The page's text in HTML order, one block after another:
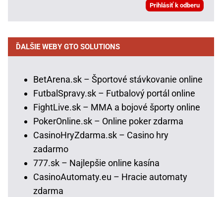
ĎALŠIE WEBY GTO SOLUTIONS
BetArena.sk – Športové stávkovanie online
FutbalSpravy.sk – Futbalový portál online
FightLive.sk – MMA a bojové športy online
PokerOnline.sk – Online poker zdarma
CasinoHryZdarma.sk – Casino hry
zadarmo
777.sk – Najlepšie online kasína
CasinoAutomaty.eu – Hracie automaty
zdarma